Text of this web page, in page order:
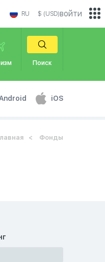
RU $ (USD)
Поиск
iOS
войти
Фонды